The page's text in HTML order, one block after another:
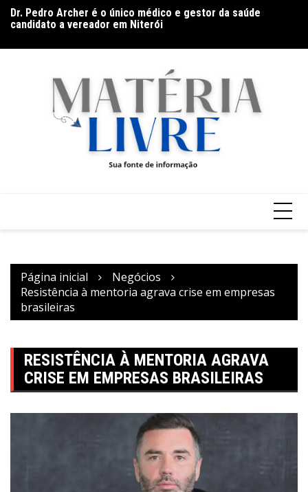
para
conteúdo
Dr. Pedro Archer é o único médico e gestor da saúde
candidato a vereador em Niterói
Página inicial
Negócios
Resistência à mentoria agrava crise em empresas
brasileiras
RESISTÊNCIA À MENTORIA AGRAVA
CRISE EM EMPRESAS BRASILEIRAS